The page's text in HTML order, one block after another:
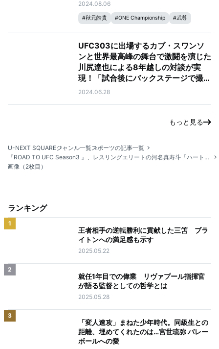
つ、レベルアップして勝ってくれた
ら」（秋元）
2024.08.06
#秋元皓貴 #ONE Championship #武尊
UFC303に出場するカブ・スワンソ
ンと世界最高峰の舞台で激闘を演じた
川尻達也による8年越しの対談が実
現！「試合後にバックステージで撮っ
た写真を大切にしています（スワンソ
2024.06.28
もっと見る
U-NEXT SQUAREジャンル一覧スポーツの記事一覧
『ROAD TO UFC Season3 』、レスリングエリートの河名真寿斗「ハートの部分で、“コイツは人の心を動かせる”と思ってもらえたら」──5月18日（土）21時から開催のエピソード2に登場
画像（2枚目）
ランキング
1
王者相手の逆転勝利に貢献した三笘 ブラ
イトンへの満足感も示す
2025.05.22
2
就任1年目での偉業 リヴァプール指揮官
が語る監督としての哲学とは
2025.05.28
3
「変人速攻」まねた少年時代。同級生との
距離、埋めてくれたのは…宮世琉弥 バレー
ボールへの愛